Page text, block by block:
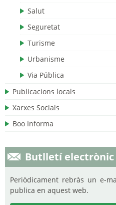
Salut
Seguretat
Turisme
Urbanisme
Via Pública
Publicacions locals
Xarxes Socials
Boo Informa
Butlletí electrònic
Periòdicament rebràs un e-
publica en aquest web.